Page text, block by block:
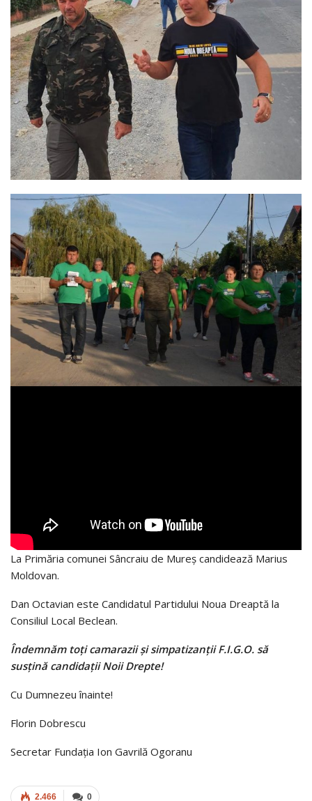
La Primăria comunei Sâncraiu de Mureș candidează Marius
Moldovan.
Dan Octavian este Candidatul Partidului Noua Dreaptă la
Consiliul Local Beclean.
Îndemnăm toți camarazii și simpatizanții F.I.G.O. să
susțină candidații Noii Drepte!
Cu Dumnezeu înainte!
Florin Dobrescu
Secretar Fundația Ion Gavrilă Ogoranu
0
2.466